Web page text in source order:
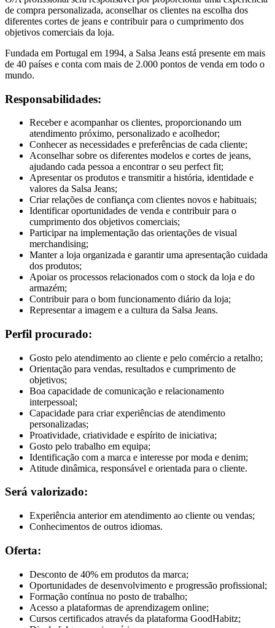
de compra personalizada, aconselhar os clientes na escolha dos
diferentes cortes de jeans e contribuir para o cumprimento dos
objetivos comerciais da loja.
Fundada em Portugal em 1994, a Salsa Jeans está presente em mais
de 40 países e conta com mais de 2.000 pontos de venda em todo o
mundo.
Responsabilidades:
Receber e acompanhar os clientes, proporcionando um
atendimento próximo, personalizado e acolhedor;
Conhecer as necessidades e preferências de cada cliente;
Aconselhar sobre os diferentes modelos e cortes de jeans,
ajudando cada pessoa a encontrar o seu perfect fit;
Apresentar os produtos e transmitir a história, identidade e
valores da Salsa Jeans;
Criar relações de confiança com clientes novos e habituais;
Identificar oportunidades de venda e contribuir para o
cumprimento dos objetivos comerciais;
Participar na implementação das orientações de visual
merchandising;
Manter a loja organizada e garantir uma apresentação cuidada
dos produtos;
Apoiar os processos relacionados com o stock da loja e do
armazém;
Contribuir para o bom funcionamento diário da loja;
Representar a imagem e a cultura da Salsa Jeans.
Perfil procurado:
Gosto pelo atendimento ao cliente e pelo comércio a retalho;
Orientação para vendas, resultados e cumprimento de
objetivos;
Boa capacidade de comunicação e relacionamento
interpessoal;
Capacidade para criar experiências de atendimento
personalizadas;
Proatividade, criatividade e espírito de iniciativa;
Gosto pelo trabalho em equipa;
Identificação com a marca e interesse por moda e denim;
Atitude dinâmica, responsável e orientada para o cliente.
Será valorizado:
Experiência anterior em atendimento ao cliente ou vendas;
Conhecimentos de outros idiomas.
Oferta:
Desconto de 40% em produtos da marca;
Oportunidades de desenvolvimento e progressão profissional;
Formação contínua no posto de trabalho;
Acesso a plataformas de aprendizagem online;
Cursos certificados através da plataforma GoodHabitz;